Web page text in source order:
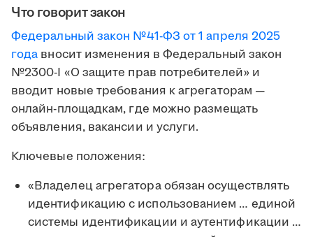
Что говорит закон
Федеральный закон №41-ФЗ от 1 апреля 2025
года вносит изменения в Федеральный закон
№2300-I «О защите прав потребителей» и
вводит новые требования к агрегаторам —
онлайн-площадкам, где можно размещать
объявления, вакансии и услуги.
Ключевые положения:
«Владелец агрегатора обязан осуществлять
идентификацию с использованием … единой
системы идентификации и аутентификации …